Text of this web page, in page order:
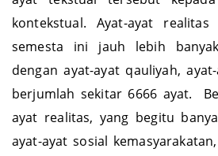
kontekstual. Ayat-ayat
semesta ini jauh lebih
dengan ayat-ayat qauliyah,
berjumlah sekitar 6666 ayat.
ayat realitas, yang begitu
ayat-ayat sosial